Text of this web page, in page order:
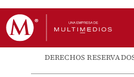
DERECHOS